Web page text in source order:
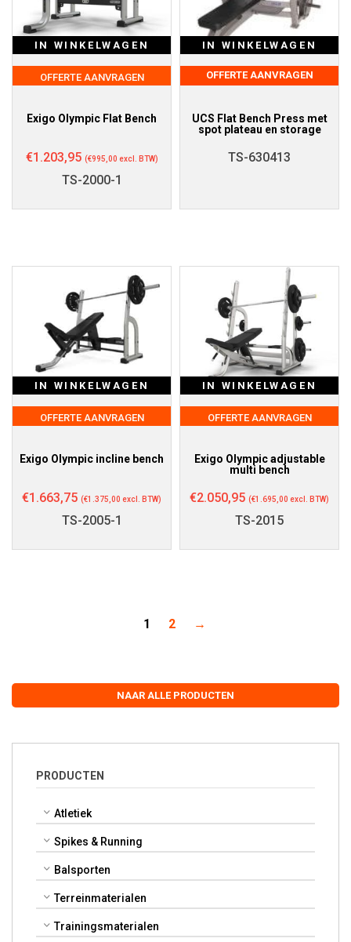
NAAR ALLE PRODUCTEN
PRODUCTEN
Atletiek
Spikes & Running
Balsporten
Terreinmaterialen
Trainingsmaterialen
IN WINKELWAGEN
OFFERTE AANVRAGEN
Exigo Olympic Flat Bench
€1.203,95 (€995,00 excl. BTW)
TS-2000-1
IN WINKELWAGEN
OFFERTE AANVRAGEN
UCS Flat Bench Press met
spot plateau en storage
TS-630413
IN WINKELWAGEN
OFFERTE AANVRAGEN
Exigo Olympic incline bench
€1.663,75 (€1.375,00 excl. BTW)
TS-2005-1
IN WINKELWAGEN
OFFERTE AANVRAGEN
Exigo Olympic adjustable
multi bench
€2.050,95 (€1.695,00 excl. BTW)
TS-2015
1 2 →